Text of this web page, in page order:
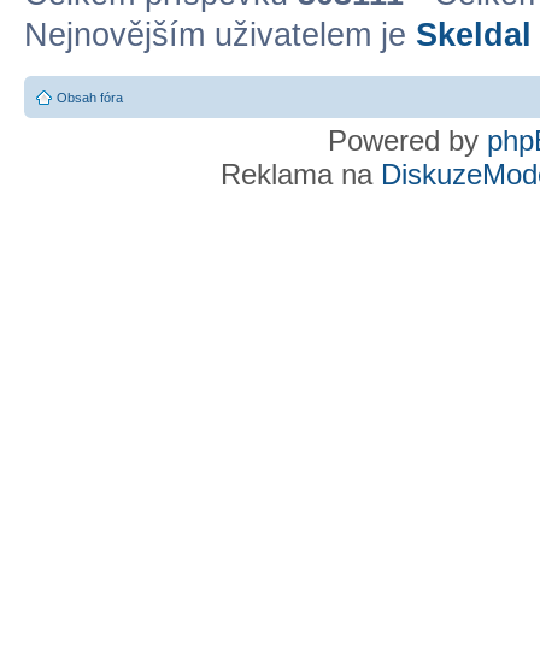
Nejnovějším uživatelem je Skeldal
Obsah fóra
Powered by
Reklama na